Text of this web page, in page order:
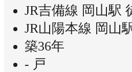
JR吉備線 岡山駅
JR山陽本線 岡山
築36年
- 戸